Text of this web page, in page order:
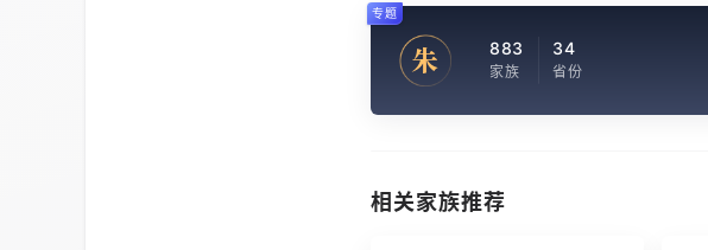
朱 883
家族
34
省份
专题
相关家族推荐